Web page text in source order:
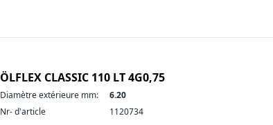
ÖLFLEX CLASSIC 110 LT 4G0,75
Diamètre extérieure mm:
6.20
Nr- d'article
1120734